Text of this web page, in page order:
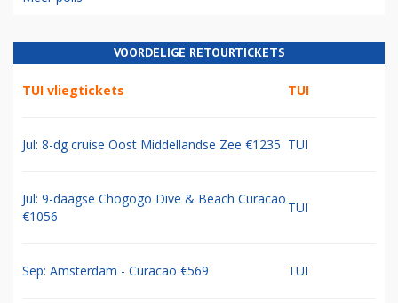
VOORDELIGE RETOURTICKETS
TUI vliegtickets TUI
Jul: 8-dg cruise Oost Middellandse Zee €1235 TUI
Jul: 9-daagse Chogogo Dive & Beach Curacao
€1056
TUI
Sep: Amsterdam - Curacao €569 TUI